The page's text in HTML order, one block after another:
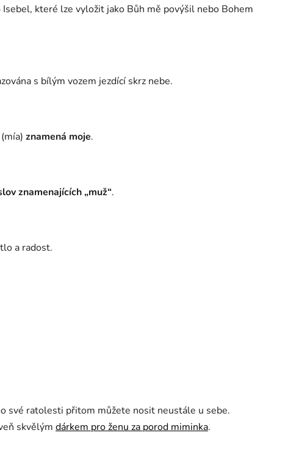
které lze vyložit jako Bůh mě povýšil nebo Bohem
s bílým vozem jezdící skrz nebe.
znamená moje.
znamenajících „muž“.
a radost.
své ratolesti přitom můžete nosit neustále u sebe.
skvělým dárkem pro ženu za porod miminka.